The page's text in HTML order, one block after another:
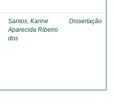
Santos, Karine
Aparecida Ribeiro
dos
Dissertação